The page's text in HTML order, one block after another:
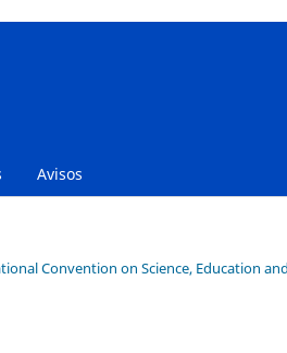
Avisos
Convention on Science, Education and